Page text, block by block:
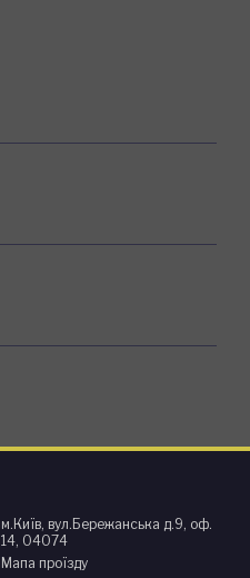
м.Київ, вул.Бережанська д.9, оф.
14, 04074
Мапа проїзду